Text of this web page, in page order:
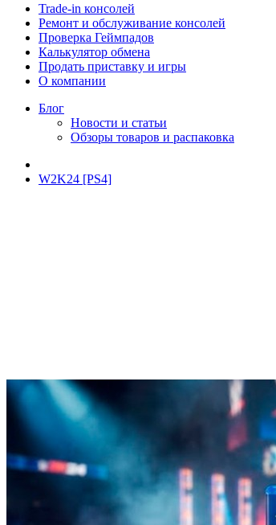
Trade-in консолей
Ремонт и обслуживание консолей
Проверка Геймпадов
Калькулятор обмена
Продать приставку и игры
О компании
Блог
Новости и статьи
Обзоры товаров и распаковка
W2K24 [PS4]